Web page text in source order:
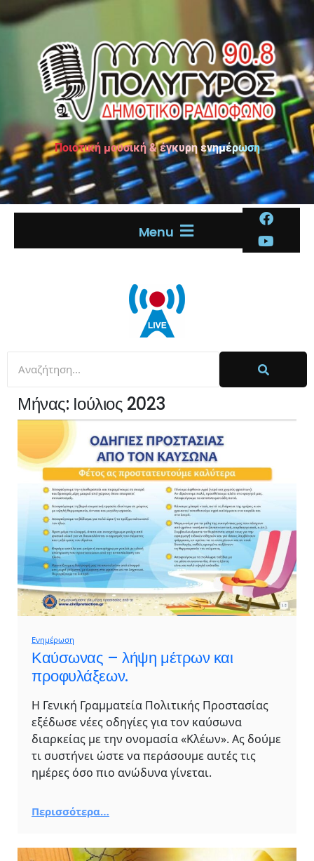
Ποιοτική μουσική & έγκυρη ενημέρωση
Menu
Μήνας: Ιούλιος 2023
Ενημέρωση
Καύσωνας – λήψη μέτρων και
προφυλάξεων.
Η Γενική Γραμματεία Πολιτικής Προστασίας
εξέδωσε νέες οδηγίες για τον καύσωνα
διαρκείας με την ονομασία «Κλέων». Ας δούμε
τι συστήνει ώστε να περάσουμε αυτές τις
ημέρες όσο πιο ανώδυνα γίνεται.
Περισσότερα…